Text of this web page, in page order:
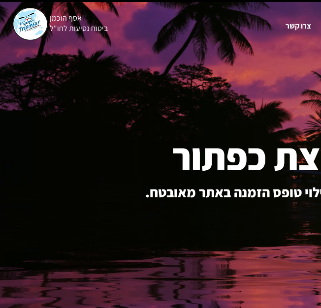
אסףהוכמן
ביטוח נסיעות לחו"ל
צרו קשר
כפתור
טופס הזמנה באתר מאובטח.